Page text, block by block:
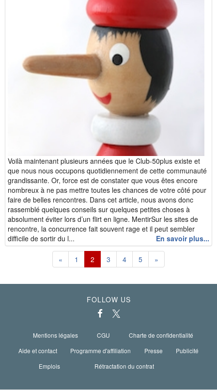
Voilà maintenant plusieurs années que le Club-50plus existe et
que nous nous occupons quotidiennement de cette communauté
grandissante. Or, force est de constater que vous êtes encore
nombreux à ne pas mettre toutes les chances de votre côté pour
faire de belles rencontres. Dans cet article, nous avons donc
rassemblé quelques conseils sur quelques petites choses à
absolument éviter lors d’un flirt en ligne. MentirSur les sites de
rencontre, la concurrence fait souvent rage et il peut sembler
difficile de sortir du l...
En savoir plus...
« 1 2 3 4 5 »
FOLLOW US
Mentions légales CGU
Charte de confidentialité
Aide et contact
Programme d'affiliation Presse
Publicité
Emplois
Rétractation du contrat